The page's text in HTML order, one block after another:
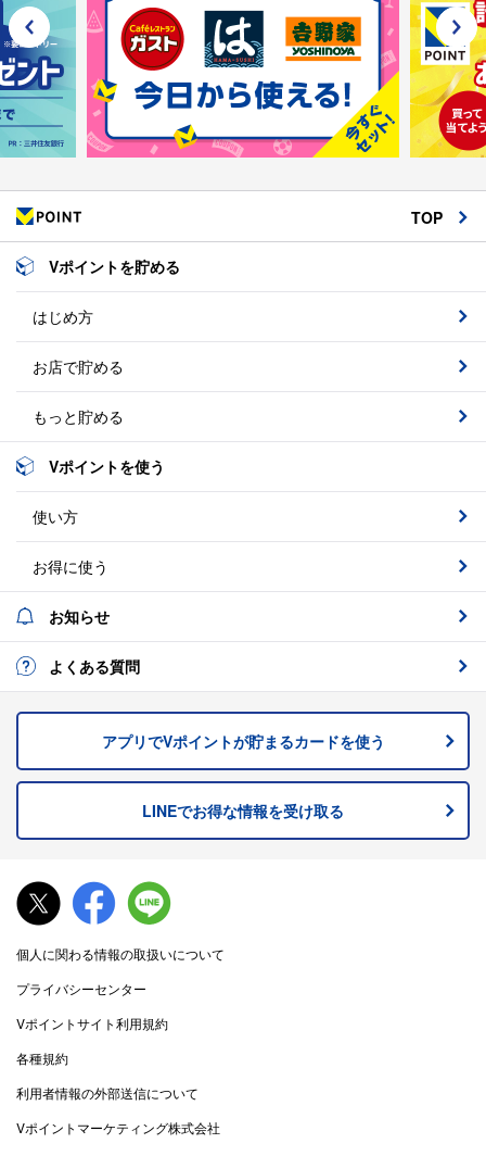
TOP
Vポイントを貯める
はじめ方
お店で貯める
もっと貯める
Vポイントを使う
使い方
お得に使う
お知らせ
よくある質問
アプリでVポイントが貯まるカードを使う
LINEでお得な情報を受け取る
個人に関わる情報の取扱いについて
プライバシーセンター
Vポイントサイト利用規約
各種規約
利用者情報の外部送信について
Vポイントマーケティング株式会社